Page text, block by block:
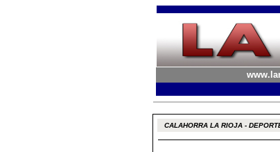
CALAHORRA LA RIOJA -